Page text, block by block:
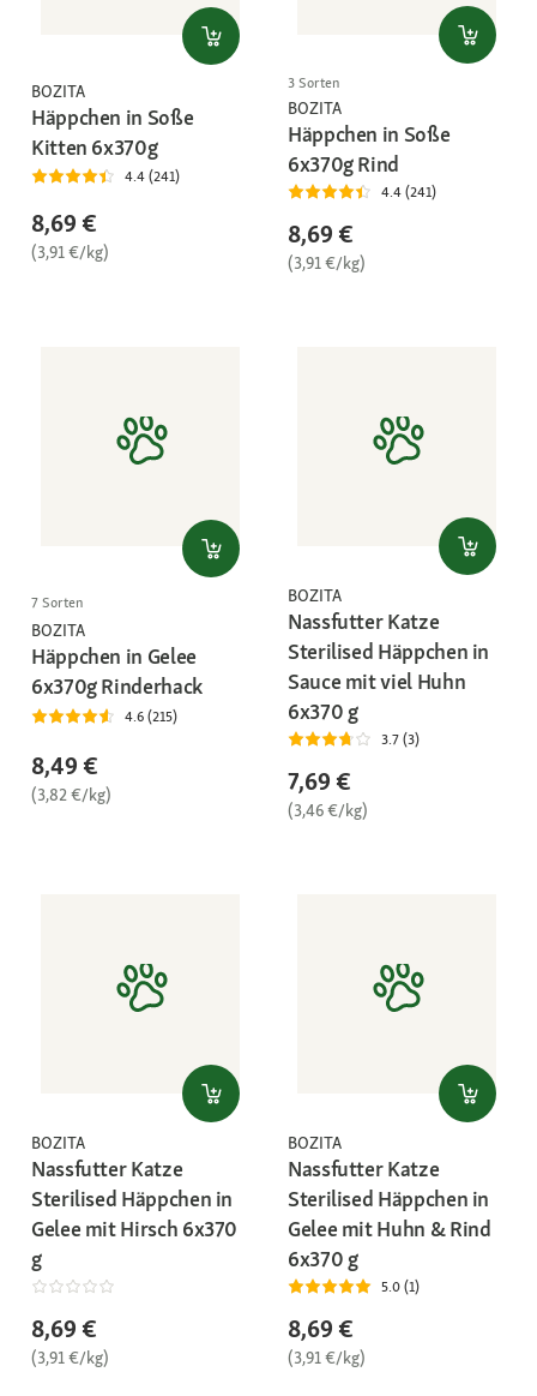
BOZITA
Häppchen in Soße
Kitten 6x370g
4.4 (241)
8,69 €
(3,91 €/kg)
3 Sorten
BOZITA
Häppchen in Soße
6x370g Rind
4.4 (241)
8,69 €
(3,91 €/kg)
7 Sorten
BOZITA
Häppchen in Gelee
6x370g Rinderhack
4.6 (215)
8,49 €
(3,82 €/kg)
BOZITA
Nassfutter Katze
Sterilised Häppchen in
Sauce mit viel Huhn
6x370 g
3.7 (3)
7,69 €
(3,46 €/kg)
BOZITA
Nassfutter Katze
Sterilised Häppchen in
Gelee mit Hirsch 6x370
g
8,69 €
(3,91 €/kg)
BOZITA
Nassfutter Katze
Sterilised Häppchen in
Gelee mit Huhn & Rind
6x370 g
5.0 (1)
8,69 €
(3,91 €/kg)